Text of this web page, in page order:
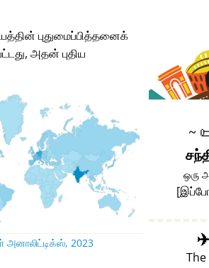
புதுமைப்பித்தனைக்
அதன் புதிய
அனாலிட்டிக்ஸ், 2023
~
ஒரு
[
The